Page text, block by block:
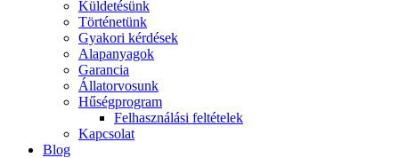
Küldetésünk
Történetünk
Gyakori kérdések
Alapanyagok
Garancia
Állatorvosunk
Hűségprogram
Felhasználási feltételek
Kapcsolat
Blog